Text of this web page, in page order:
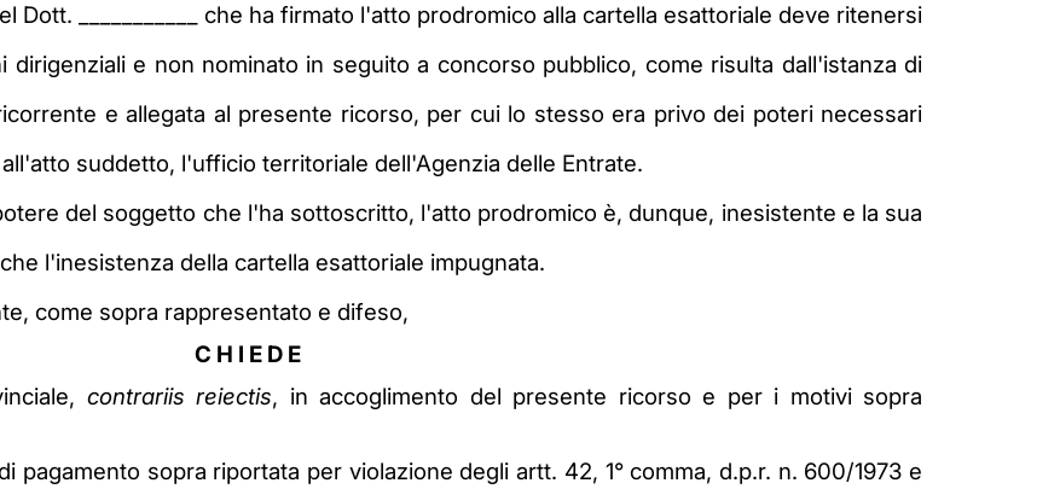
Dott. ___________ che ha firmato l'atto prodromico alla cartella esattoriale deve ritenersi
dirigenziali e non nominato in seguito a concorso pubblico, come risulta dall'istanza di
e allegata al presente ricorso, per cui lo stesso era privo dei poteri necessari
suddetto, l'ufficio territoriale dell'Agenzia delle Entrate.
del soggetto che l'ha sottoscritto, l'atto prodromico è, dunque, inesistente e la sua
l'inesistenza della cartella esattoriale impugnata.
come sopra rappresentato e difeso,
C H I E D E
contrariis reiectis, in accoglimento del presente ricorso e per i motivi sopra
pagamento sopra riportata per violazione degli artt. 42, 1° comma, d.p.r. n. 600/1973 e